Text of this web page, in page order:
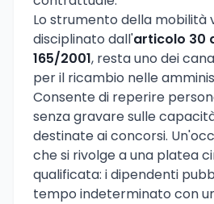
Lo strumento della mobilità
disciplinato dall'articolo 30
165/2001, resta uno dei
per il ricambio nelle
Consente di reperire
senza gravare sulle
destinate ai concorsi.
che si rivolge a una platea
qualificata: i dipendenti
tempo indeterminato con